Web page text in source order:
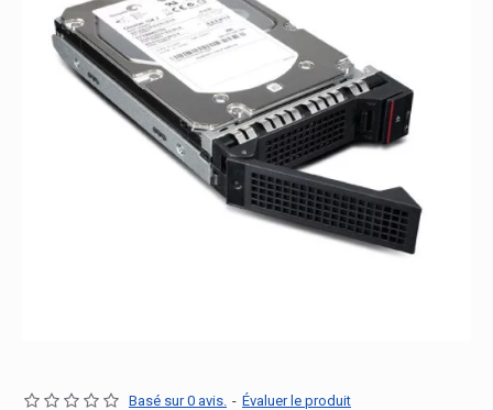
Basé sur 0 avis. - Évaluer le produit